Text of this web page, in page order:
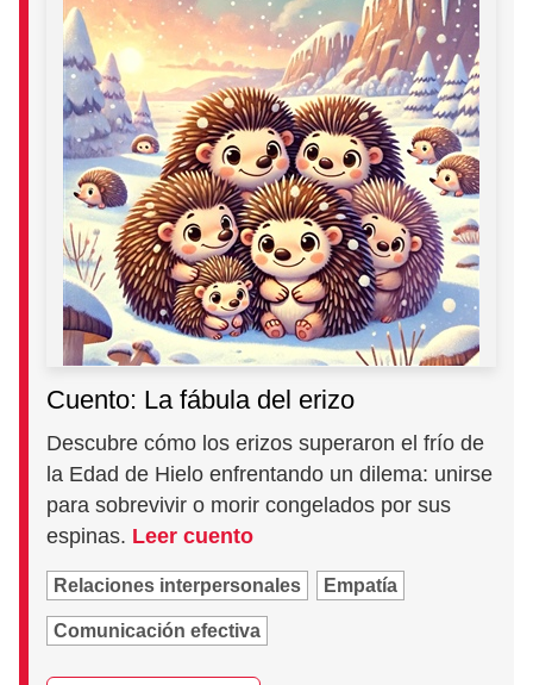
Cuento: La fábula del erizo
Descubre cómo los erizos superaron el frío de
la Edad de Hielo enfrentando un dilema: unirse
para sobrevivir o morir congelados por sus
espinas. Leer cuento
Relaciones interpersonales Empatía
Comunicación efectiva